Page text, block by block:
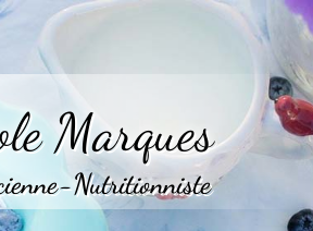
Marques
Nutritionniste